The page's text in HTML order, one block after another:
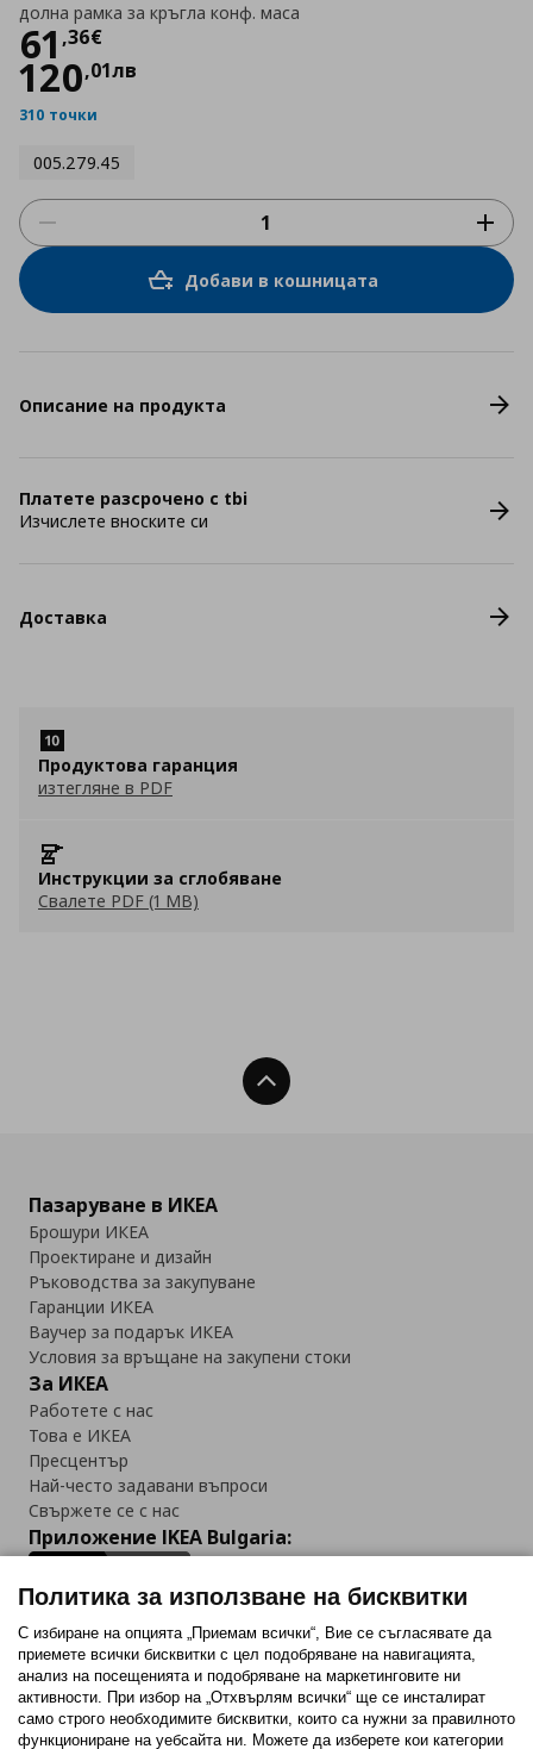
долна рамка за кръгла конф. маса
61 ,36€
Цена
120,01лв
310 точки
005.279.45
Добави в кошницата
Описание на продукта
Платете разсрочено с tbi
Изчислете вноските си
Доставка
Продуктова гаранция
изтегляне в PDF
Инструкции за сглобяване
Свалете PDF (1 MB)
Нагоре
Пазаруване в ИКЕА
Брошури ИКЕА
Проектиране и дизайн
Ръководства за закупуване
Гаранции ИКЕА
Ваучер за подарък ИКЕА
Условия за връщане на закупени стоки
За ИКЕА
Работете с нас
Това е ИКЕА
Пресцентър
Най-често задавани въпроси
Свържете се с нас
Приложение IKEA Bulgaria:
Последвайте ни:
FacebookTwitterYoutubePinterestInstagram
Политика за използване на бисквитки
С избиране на опцията „Приемам всички“, Вие се съгласявате да
приемете всички бисквитки с цел подобряване на навигацията,
анализ на посещенията и подобряване на маркетинговите ни
активности. При избор на „Отхвърлям всички“ ще се инсталират
само строго необходимитe бисквитки, които са нужни за правилното
функциониране на уебсайта ни. Можете да изберете кои категории